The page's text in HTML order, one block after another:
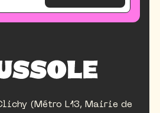
(Métro L13, Mairie de